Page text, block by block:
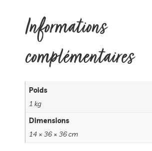
Informations
complémentaires
Poids
1 kg
Dimensions
14 × 36 × 36 cm